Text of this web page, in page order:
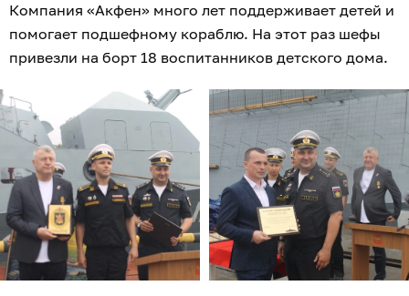
Компания «Акфен» много лет поддерживает детей и
помогает подшефному кораблю. На этот раз шефы
привезли на борт 18 воспитанников детского дома.